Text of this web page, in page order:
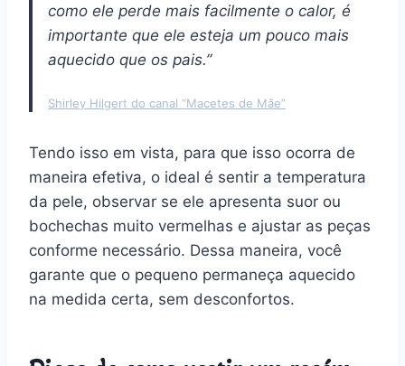
como ele perde mais facilmente o calor, é
importante que ele esteja um pouco mais
aquecido que os pais.”
Shirley Hilgert do canal “Macetes de Mãe”
Tendo isso em vista, para que isso ocorra de
maneira efetiva, o ideal é sentir a temperatura
da pele, observar se ele apresenta suor ou
bochechas muito vermelhas e ajustar as peças
conforme necessário. Dessa maneira, você
garante que o pequeno permaneça aquecido
na medida certa, sem desconfortos.